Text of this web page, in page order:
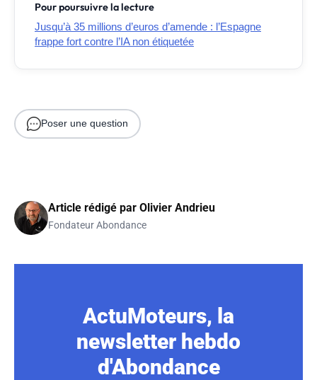
Pour poursuivre la lecture
Jusqu’à 35 millions d’euros d’amende : l’Espagne
frappe fort contre l’IA non étiquetée
Poser une question
Article rédigé par Olivier Andrieu
Fondateur Abondance
ActuMoteurs, la
newsletter hebdo
d'Abondance